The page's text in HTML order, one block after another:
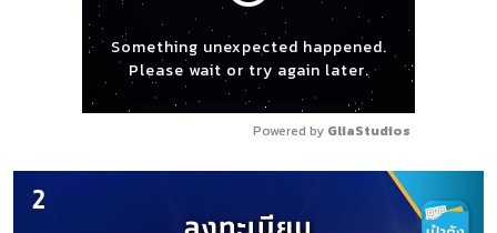
Something unexpected happened.
Please wait or try again later.
Powered by GliaStudios